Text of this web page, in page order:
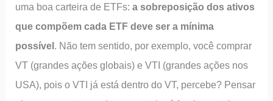
uma boa carteira de ETFs:a sobreposição dos ativos
que compõem cada ETF deve ser a mínima
possível. Não tem sentido, por exemplo, você comprar
VT (grandes ações globais) e VTI (grandes ações nos
USA), pois o VTI já está dentro do VT, percebe? Pensar